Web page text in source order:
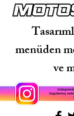
menüden
ve